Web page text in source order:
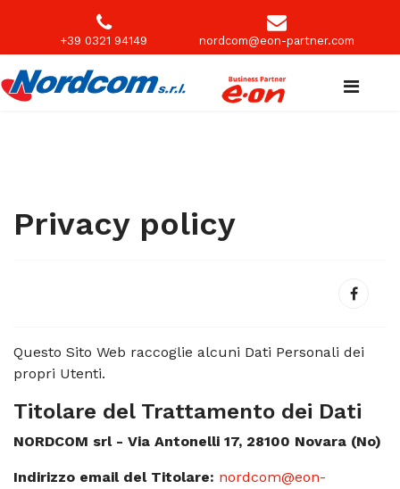
+39 0321 94149 nordcom@eon-partner.com
Privacy policy
Questo Sito Web raccoglie alcuni Dati Personali dei
propri Utenti.
Titolare del Trattamento dei Dati
NORDCOM srl - Via Antonelli 17, 28100 Novara (No)
Indirizzo email del Titolare: nordcom@eon-